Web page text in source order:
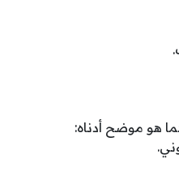
هو موضح أدناه: